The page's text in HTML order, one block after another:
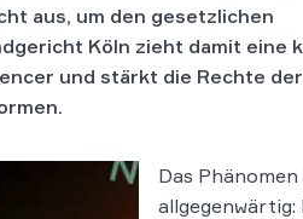
aus, um den gesetzlichen
Köln zieht damit eine
und stärkt die Rechte der
Das